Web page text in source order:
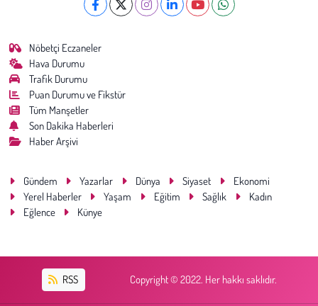
Nöbetçi Eczaneler
Hava Durumu
Trafik Durumu
Puan Durumu ve Fikstür
Tüm Manşetler
Son Dakika Haberleri
Haber Arşivi
Gündem Yazarlar Dünya Siyaset
Ekonomi
Yerel Haberler
Yaşam Eğitim Sağlık
Kadın
Eğlence
Künye
RSS Copyright © 2022. Her hakkı saklıdır.